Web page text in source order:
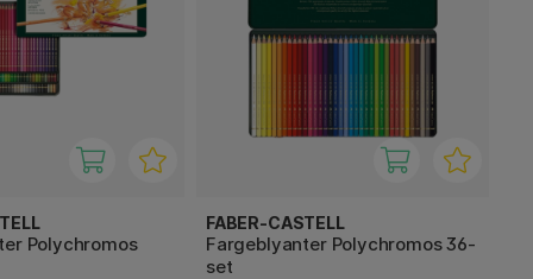
Polychromos
FABER-CASTELL
Fargeblyanter Polychromos 36-
set